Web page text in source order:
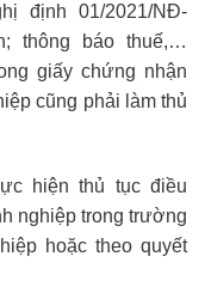
định 01/2021/NĐ-
thông báo thuế,…
giấy chứng nhận
cũng phải làm thủ
hiện thủ tục điều
nghiệp trong trường
hoặc theo quyết